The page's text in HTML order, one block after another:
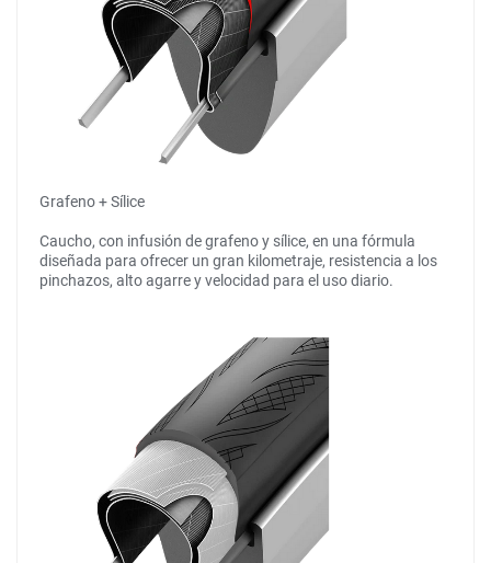
Grafeno + Sílice
Caucho, con infusión de grafeno y sílice, en una fórmula
diseñada para ofrecer un gran kilometraje, resistencia a los
pinchazos, alto agarre y velocidad para el uso diario.